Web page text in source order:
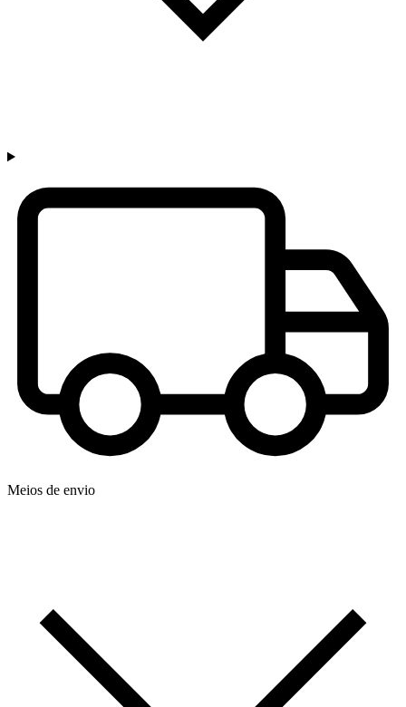
Meios de envio